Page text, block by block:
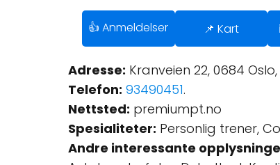
👍 Anmeldelser 📌 Kart
Adresse: Kranveien 22, 0684
Telefon: 93490451.
Nettsted: premiumpt.no
Spesialiteter: Personlig trener,
Andre interessante